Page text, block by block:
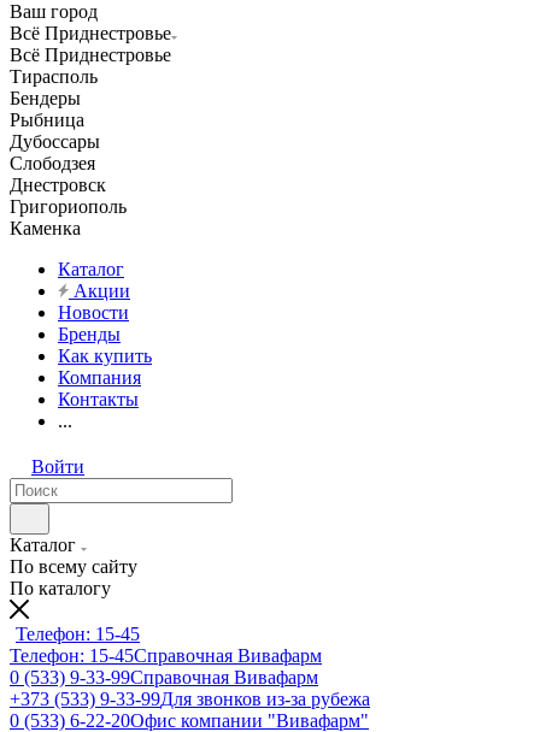
Ваш город
Всё Приднестровье
Всё Приднестровье
Тирасполь
Бендеры
Рыбница
Дубоссары
Слободзея
Днестровск
Григориополь
Каменка
Каталог
Акции
Новости
Бренды
Как купить
Компания
Контакты
...
Войти
Каталог
По всему сайту
По каталогу
Телефон: 15-45
Телефон: 15-45Справочная Вивафарм
0 (533) 9-33-99Справочная Вивафарм
+373 (533) 9-33-99Для звонков из-за рубежа
0 (533) 6-22-20Офис компании "Вивафарм"